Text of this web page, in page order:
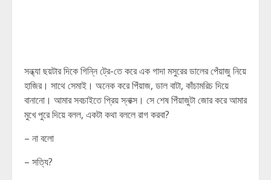
সন্ধ্যা ছয়টার দিকে গিন্নি ট্রে-তে করে এক গাদা মসুরের ডালের পেঁয়াজু নিয়ে
হাজির। সাথে সেমাই। অনেক করে পিঁয়াজ, ডাল বাটা, কাঁচামরিচ দিয়ে
বানানো। আমার সবচাইতে প্রিয় স্নাক্স। সে শেষ পিঁয়াজুটা জোর করে আমার
মুখে পুরে দিয়ে বলল, একটা কথা বললে রাগ করবা?
– না বলো
– সত্যি?